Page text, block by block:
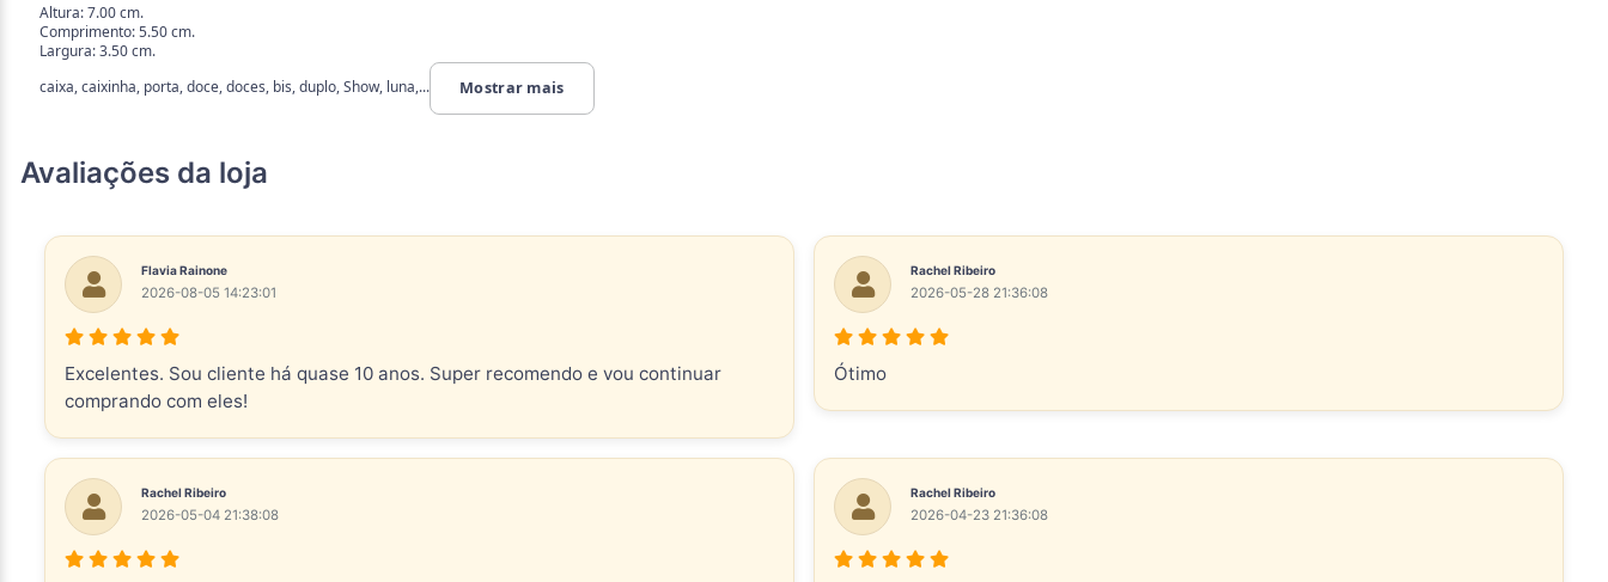
Altura: 7.00 cm.
Comprimento: 5.50 cm.
Largura: 3.50 cm.
caixa, caixinha, porta, doce, doces, bis, duplo, Show, luna,...
Mostrar mais
Avaliações da loja
Flavia Rainone
2026-08-05 14:23:01
Excelentes. Sou cliente há quase 10 anos. Super recomendo e vou continuar
comprando com eles!
Rachel Ribeiro
2026-05-28 21:36:08
Ótimo
Rachel Ribeiro
2026-05-04 21:38:08
Rachel Ribeiro
2026-04-23 21:36:08